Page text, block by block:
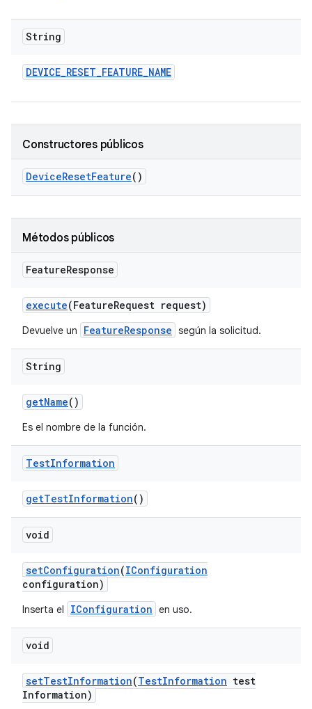
String
DEVICE_RESET_FEATURE_NAME
Constructores públicos
DeviceResetFeature()
Métodos públicos
FeatureResponse
execute(FeatureRequest request)
Devuelve un FeatureResponse según la solicitud.
String
getName()
Es el nombre de la función.
TestInformation
getTestInformation()
void
setConfiguration(IConfiguration
configuration)
Inserta el IConfiguration en uso.
void
setTestInformation(TestInformation test
Information)